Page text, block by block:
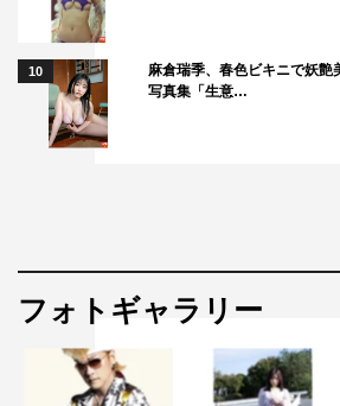
10
麻倉瑞季、春色ビキニで妖
写真集「生意…
フォトギャラリー